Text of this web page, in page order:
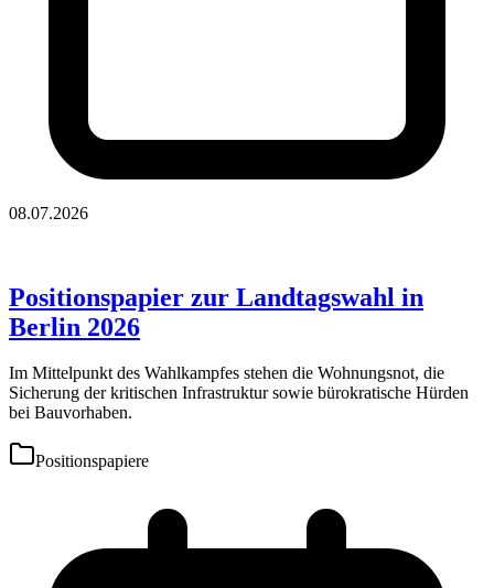
08.07.2026
Positionspapier zur Landtagswahl in
Berlin 2026
Im Mittelpunkt des Wahlkampfes stehen die Wohnungsnot, die
Sicherung der kritischen Infrastruktur sowie bürokratische Hürden
bei Bauvorhaben.
Positionspapiere